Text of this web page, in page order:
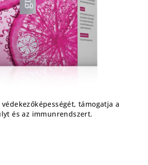
védekezőképességét, támogatja a
és az immunrendszert.